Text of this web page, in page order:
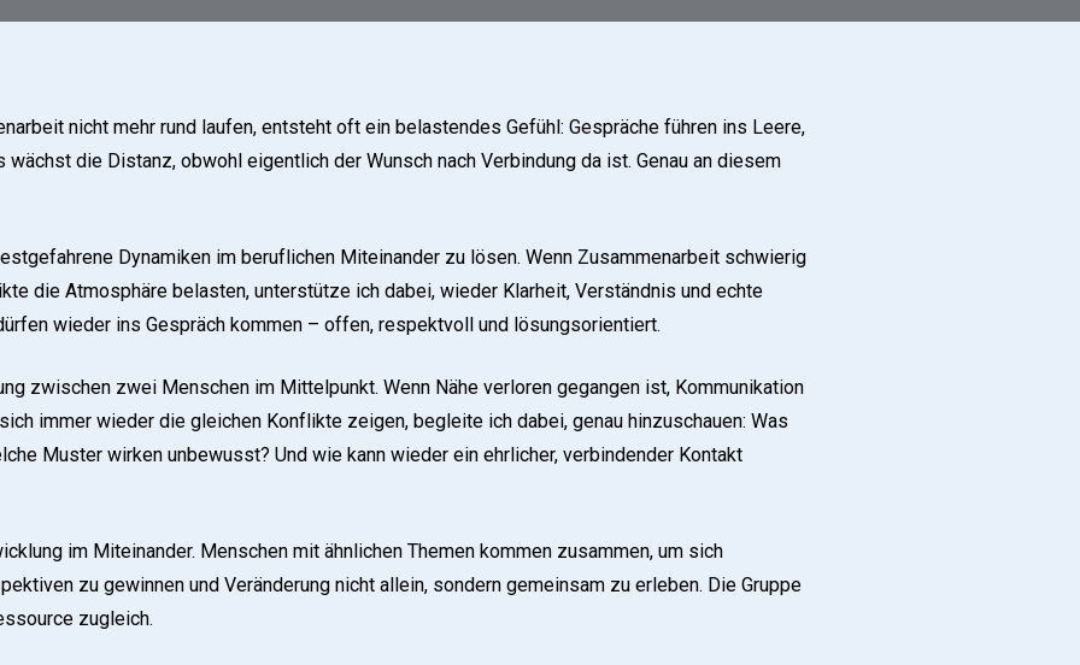
nicht mehr rund laufen, entsteht oft ein belastendes Gefühl: Gespräche führen ins Leere,
die Distanz, obwohl eigentlich der Wunsch nach Verbindung da ist. Genau an diesem
Dynamiken im beruflichen Miteinander zu lösen. Wenn Zusammenarbeit schwierig
die Atmosphäre belasten, unterstütze ich dabei, wieder Klarheit, Verständnis und echte
wieder ins Gespräch kommen – offen, respektvoll und lösungsorientiert.
zwischen zwei Menschen im Mittelpunkt. Wenn Nähe verloren gegangen ist, Kommunikation
immer wieder die gleichen Konflikte zeigen, begleite ich dabei, genau hinzuschauen: Was
Muster wirken unbewusst? Und wie kann wieder ein ehrlicher, verbindender Kontakt
im Miteinander. Menschen mit ähnlichen Themen kommen zusammen, um sich
zu gewinnen und Veränderung nicht allein, sondern gemeinsam zu erleben. Die Gruppe
zugleich.